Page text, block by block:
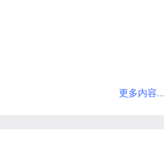
更多内容...